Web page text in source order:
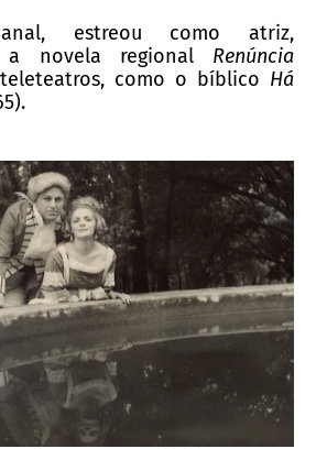
estreou como atriz,
a novela regional Renúncia
como o bíblico Há